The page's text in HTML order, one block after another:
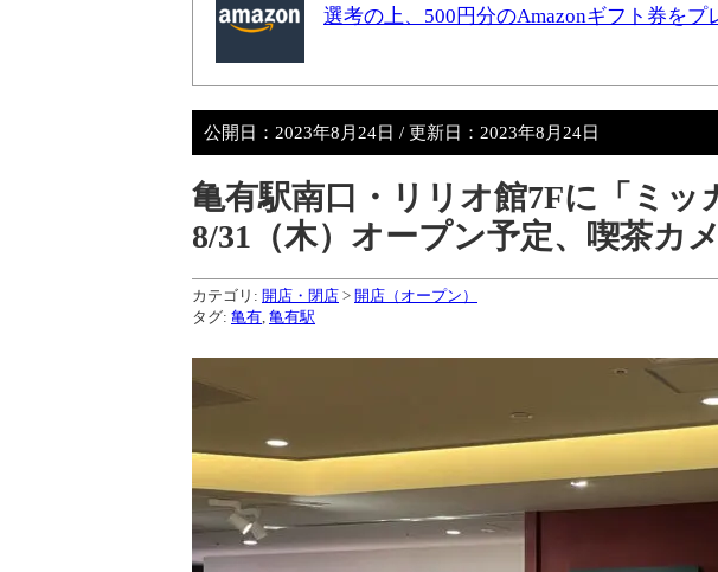
選考の上、500円分のAmazonギフト券をプ
公開日： 2023年8月24日 / 更新日： 2023年8月24日
亀有駅南口・リリオ館7Fに「ミッ
8/31（木）オープン予定、喫茶カ
カテゴリ: 開店・閉店 > 開店（オープン）
タグ: 亀有 亀有駅